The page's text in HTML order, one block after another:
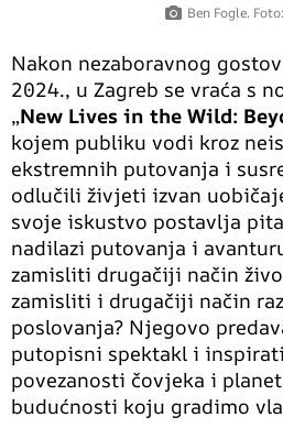
Ben Fogle.
Nakon nezaboravnog
2024., u Zagreb se vraća s
„New Lives in the Wild:
kojem publiku vodi kroz
ekstremnih putovanja i
odlučili živjeti izvan
svoje iskustvo postavlja
nadilazi putovanja i
zamisliti drugačiji način
zamisliti i drugačiji način
poslovanja? Njegovo
putopisni spektakl i
povezanosti čovjeka i
budućnosti koju gradimo